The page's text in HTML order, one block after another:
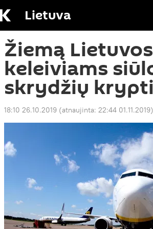
Lietuva
Žiemą
keleiviams
skrydžių
18:10 26.10.2019 (atnaujinta: 22:44 01.11.2019)